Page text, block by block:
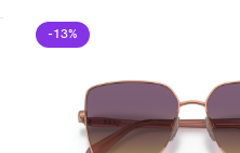
-13%